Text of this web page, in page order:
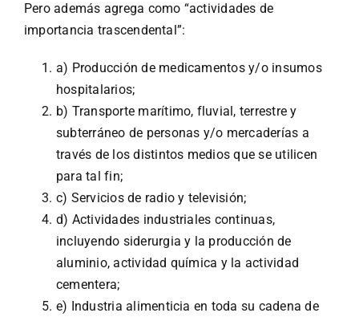
Pero además agrega como “actividades de
importancia trascendental”:
a) Producción de medicamentos y/o insumos
hospitalarios;
b) Transporte marítimo, fluvial, terrestre y
subterráneo de personas y/o mercaderías a
través de los distintos medios que se utilicen
para tal fin;
c) Servicios de radio y televisión;
d) Actividades industriales continuas,
incluyendo siderurgia y la producción de
aluminio, actividad química y la actividad
cementera;
e) Industria alimenticia en toda su cadena de